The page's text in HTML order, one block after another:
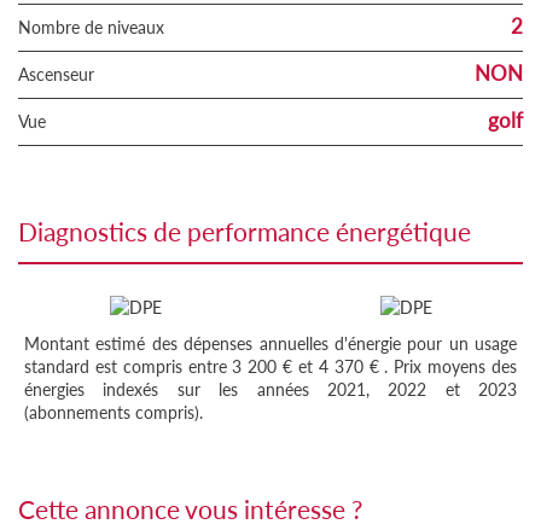
Nombre de niveaux 2
Ascenseur NON
Vue golf
diagnostics de performance énergétique
Montant estimé des dépenses annuelles d'énergie pour un usage
standard est compris entre 3 200 € et 4 370 € . Prix moyens des
énergies indexés sur les années 2021, 2022 et 2023
(abonnements compris).
cette annonce vous intéresse ?